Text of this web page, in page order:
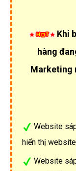
Khi
hàng
Marketing
Website
hiển thị
Website